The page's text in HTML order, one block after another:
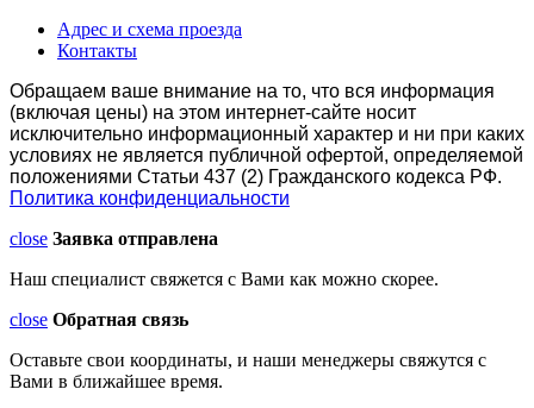
Адрес и схема проезда
Контакты
Обращаем ваше внимание на то, что вся информация
(включая цены) на этом интернет-сайте носит
исключительно информационный характер и ни при каких
условиях не является публичной офертой, определяемой
положениями Статьи 437 (2) Гражданского кодекса РФ.
Политика конфиденциальности
close Заявка отправлена
Наш специалист свяжется с Вами как можно скорее.
close Обратная связь
Оставьте свои координаты, и наши менеджеры свяжутся с
Вами в ближайшее время.